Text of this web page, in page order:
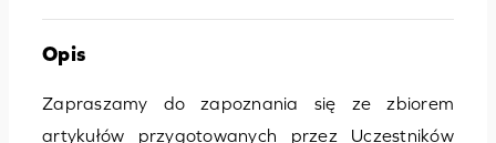
Opis
Zapraszamy do zapoznania się ze zbiorem
artykułów przygotowanych przez Uczestników